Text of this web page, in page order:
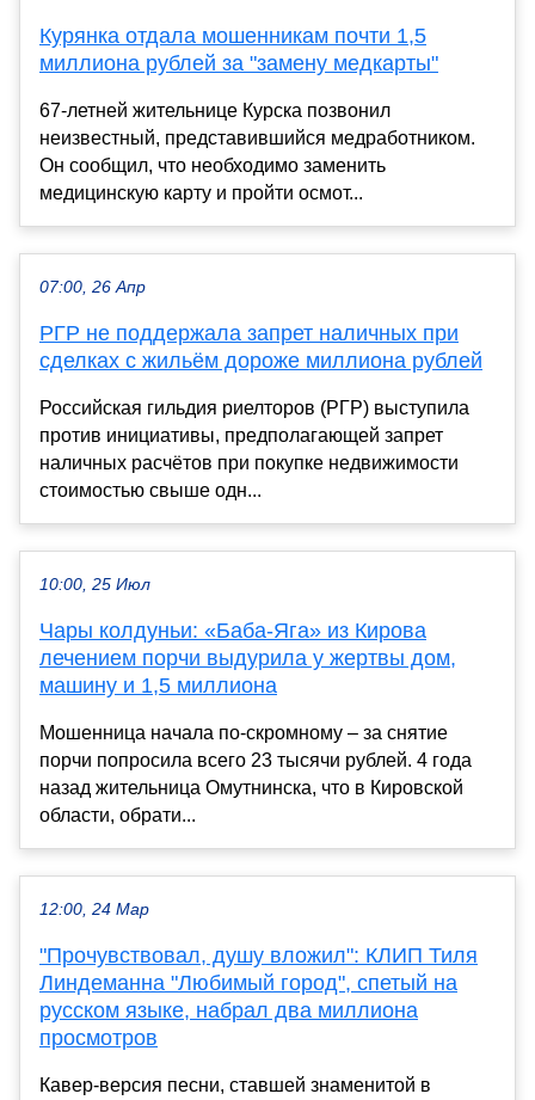
Курянка отдала мошенникам почти 1,5
миллиона рублей за "замену медкарты"
67-летней жительнице Курска позвонил
неизвестный, представившийся медработником.
Он сообщил, что необходимо заменить
медицинскую карту и пройти осмот...
07:00, 26 Апр
РГР не поддержала запрет наличных при
сделках с жильём дороже миллиона рублей
Российская гильдия риелторов (РГР) выступила
против инициативы, предполагающей запрет
наличных расчётов при покупке недвижимости
стоимостью свыше одн...
10:00, 25 Июл
Чары колдуньи: «Баба-Яга» из Кирова
лечением порчи выдурила у жертвы дом,
машину и 1,5 миллиона
Мошенница начала по-скромному – за снятие
порчи попросила всего 23 тысячи рублей. 4 года
назад жительница Омутнинска, что в Кировской
области, обрати...
12:00, 24 Мар
"Прочувствовал, душу вложил": КЛИП Тиля
Линдеманна "Любимый город", спетый на
русском языке, набрал два миллиона
просмотров
Кавер-версия песни, ставшей знаменитой в